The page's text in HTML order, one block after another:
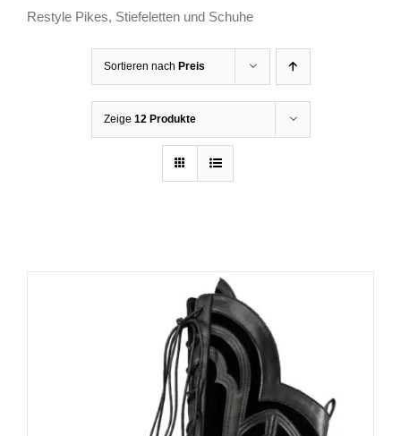
Restyle Pikes, Stiefeletten und Schuhe
Sortieren nach Preis
Zeige 12 Produkte